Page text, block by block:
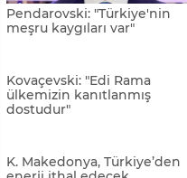
YEE işbirliğinde Dijital
Gazetecilik Atölyesi